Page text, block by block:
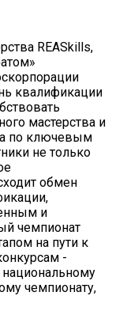
REASkills,
квалификации
мастерства и
по ключевым
не только
обмен
и
чемпионат
на пути к
-
чемпионату,